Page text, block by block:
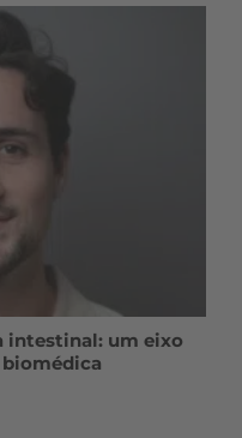
intestinal: um eixo